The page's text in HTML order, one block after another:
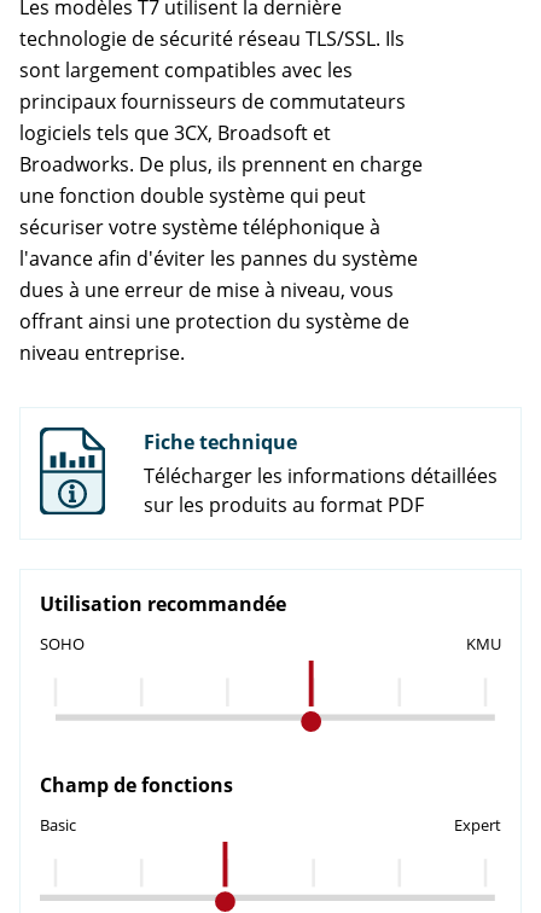
Les modèles T7 utilisent la dernière
technologie de sécurité réseau TLS/SSL. Ils
sont largement compatibles avec les
principaux fournisseurs de commutateurs
logiciels tels que 3CX, Broadsoft et
Broadworks. De plus, ils prennent en charge
une fonction double système qui peut
sécuriser votre système téléphonique à
l'avance afin d'éviter les pannes du système
dues à une erreur de mise à niveau, vous
offrant ainsi une protection du système de
niveau entreprise.
Fiche technique
Télécharger les informations détaillées
sur les produits au format PDF
Utilisation recommandée
SOHO KMU
Champ de fonctions
Basic Expert